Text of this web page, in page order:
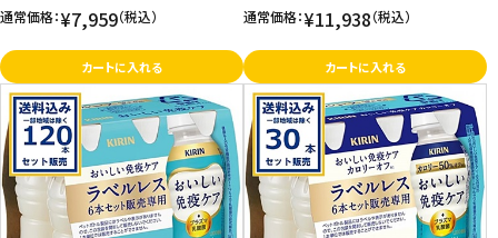
通常価格：¥7,959（税込）
カートに入れる
通常価格：¥11,938（税込）
カートに入れる